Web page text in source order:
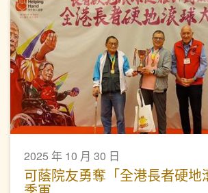
2025 年 10 月 30 日
可蔭院友勇奪「全港長者硬地